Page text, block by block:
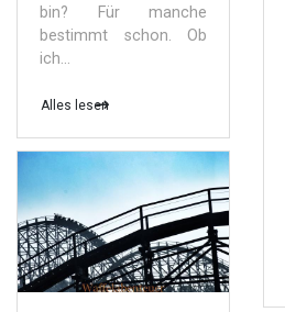
bin? Für manche
bestimmt schon. Ob
ich...
Alles lesen